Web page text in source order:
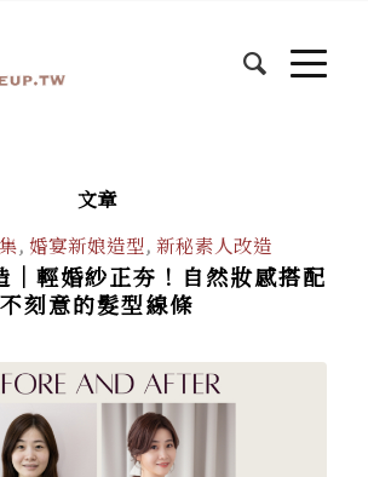
文章
, 婚宴新娘造型, 新秘素人改造
｜輕婚紗正夯！自然妝感搭配
不刻意的髮型線條